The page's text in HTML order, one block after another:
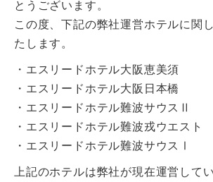
とうございます。
この度、下記の弊社運営ホテルに関
たします。
・エスリードホテル大阪恵美須
・エスリードホテル大阪日本橋
・エスリードホテル難波サウスⅡ
・エスリードホテル難波戎ウエスト
・エスリードホテル難波サウスⅠ
上記のホテルは弊社が現在運営して